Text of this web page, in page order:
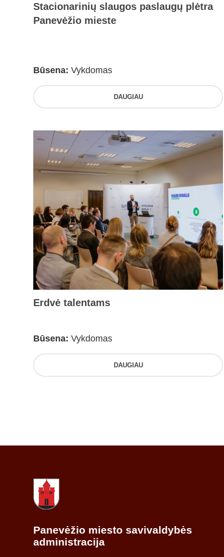
Stacionarinių slaugos paslaugų plėtra
Panevėžio mieste
Būsena: Vykdomas
DAUGIAU
Erdvė talentams
Būsena: Vykdomas
DAUGIAU
Panevėžio miesto savivaldybės
administracija